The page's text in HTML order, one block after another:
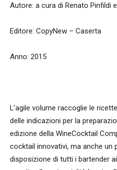
Autore: a cura di Renato Pinfildi
Editore: CopyNew – Caserta
Anno: 2015
L’agile volume raccoglie le
delle indicazioni per la
edizione della WineCocktail
cocktail innovativi, ma anche un
disposizione di tutti i bartender